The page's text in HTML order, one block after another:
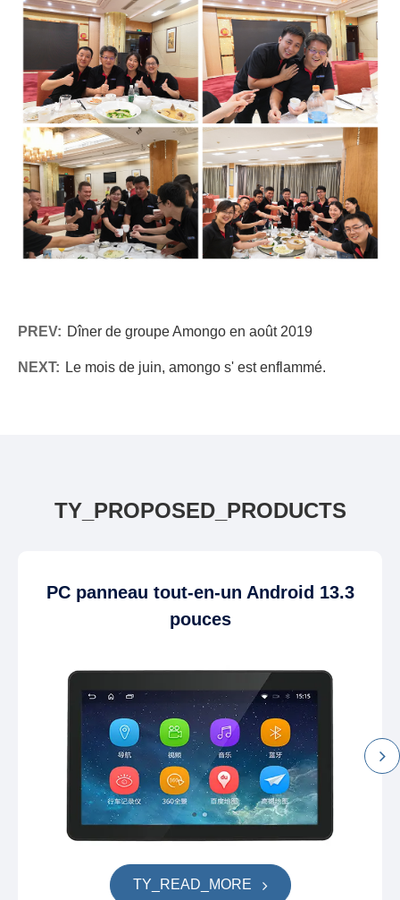
PREV: Dîner de groupe Amongo en août 2019
NEXT: Le mois de juin, amongo s' est enflammé.
TY_PROPOSED_PRODUCTS
PC panneau tout-en-un Android 13.3
pouces
TY_READ_MORE